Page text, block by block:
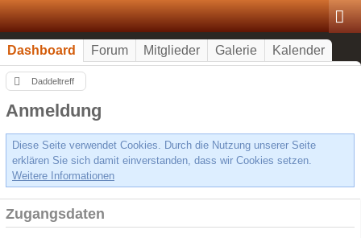
Dashboard Forum Mitglieder Galerie Kalender
Daddeltreff
Anmeldung
Diese Seite verwendet Cookies. Durch die Nutzung unserer Seite
erklären Sie sich damit einverstanden, dass wir Cookies setzen.
Weitere Informationen
Zugangsdaten